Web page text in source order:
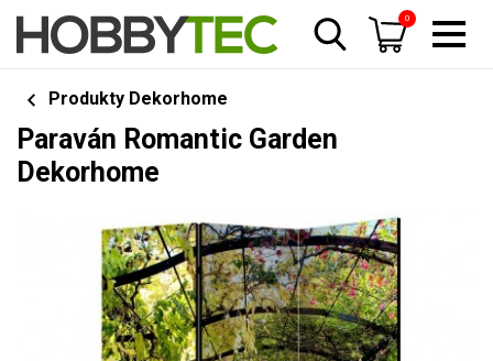
0
Produkty Dekorhome
Paraván Romantic Garden
Dekorhome